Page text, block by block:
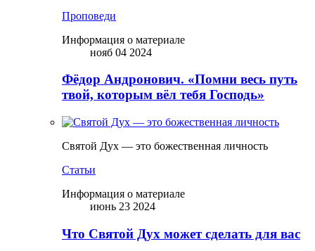
Проповеди
Информация о материале
нояб 04 2024
Фёдор Андронович. «Помни весь путь
твой, которым вёл тебя Господь»
Святой Дух — это божественная личность
Статьи
Информация о материале
июнь 23 2024
Что Святой Дух может сделать для вас